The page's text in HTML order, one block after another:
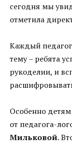
сегодня мы
отметила
Каждый
тему – ребята
рукоделии, и
Особенно
от педагога-
Мильковой.